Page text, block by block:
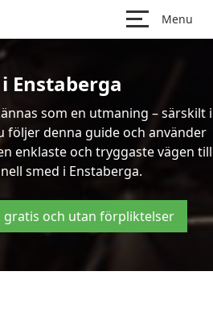
Menu
Enstaberga
som en utmaning – särskilt i
följer denna guide och använder
enklaste och tryggaste vägen till
smed i Enstaberga.
gratis och utan förpliktelser